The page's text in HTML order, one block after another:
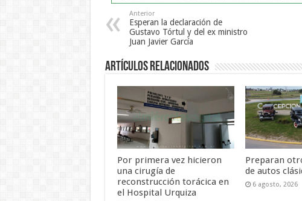
Anterior
Esperan la declaración de
Gustavo Tórtul y del ex ministro
Juan Javier García
Artículos Relacionados
Por primera vez hicieron
una cirugía de
reconstrucción torácica en
el Hospital Urquiza
Preparan
de autos
6 agosto, 2026